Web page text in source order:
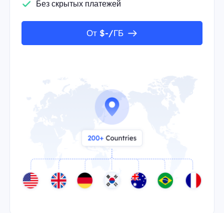
Без скрытых платежей
От $-/ГБ